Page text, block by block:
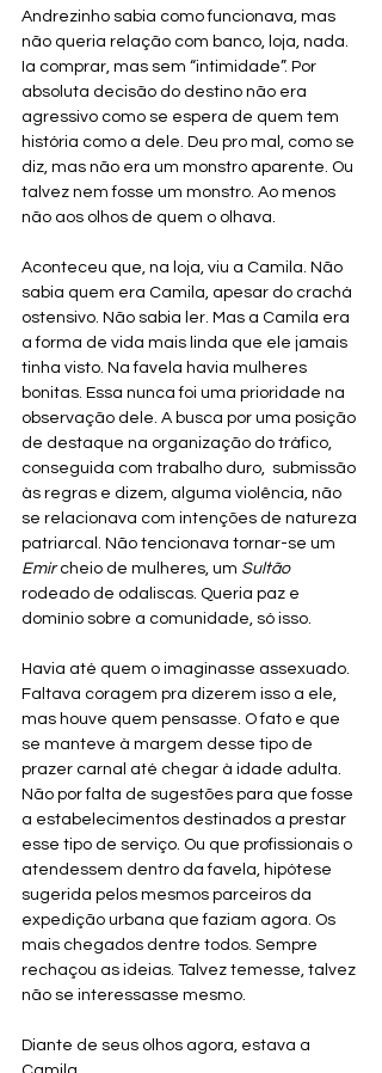
Andrezinho sabia como funcionava, mas
não queria relação com banco, loja, nada.
Ia comprar, mas sem “intimidade”. Por
absoluta decisão do destino não era
agressivo como se espera de quem tem
história como a dele. Deu pro mal, como se
diz, mas não era um monstro aparente. Ou
talvez nem fosse um monstro. Ao menos
não aos olhos de quem o olhava.
Aconteceu que, na loja, viu a Camila. Não
sabia quem era Camila, apesar do crachá
ostensivo. Não sabia ler. Mas a Camila era
a forma de vida mais linda que ele jamais
tinha visto. Na favela havia mulheres
bonitas. Essa nunca foi uma prioridade na
observação dele. A busca por uma posição
de destaque na organização do tráfico,
conseguida com trabalho duro,  submissão
às regras e dizem, alguma violência, não
se relacionava com intenções de natureza
patriarcal. Não tencionava tornar-se um
Emir cheio de mulheres, um Sultão
rodeado de odaliscas. Queria paz e
domínio sobre a comunidade, só isso.
Havia até quem o imaginasse assexuado.
Faltava coragem pra dizerem isso a ele,
mas houve quem pensasse. O fato e que
se manteve à margem desse tipo de
prazer carnal até chegar à idade adulta.
Não por falta de sugestões para que fosse
a estabelecimentos destinados a prestar
esse tipo de serviço. Ou que profissionais o
atendessem dentro da favela, hipótese
sugerida pelos mesmos parceiros da
expedição urbana que faziam agora. Os
mais chegados dentre todos. Sempre
rechaçou as ideias. Talvez temesse, talvez
não se interessasse mesmo.
Diante de seus olhos agora, estava a